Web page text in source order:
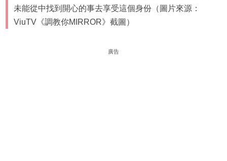
未能從中找到開心的事去享受這個身份（圖片來源：
ViuTV《調教你MIRROR》截圖）
廣告